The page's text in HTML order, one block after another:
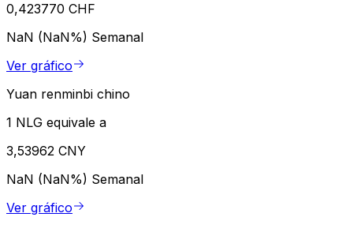
0,423770 CHF
NaN (NaN%) Semanal
Ver gráfico
Yuan renminbi chino
1 NLG equivale a
3,53962 CNY
NaN (NaN%) Semanal
Ver gráfico